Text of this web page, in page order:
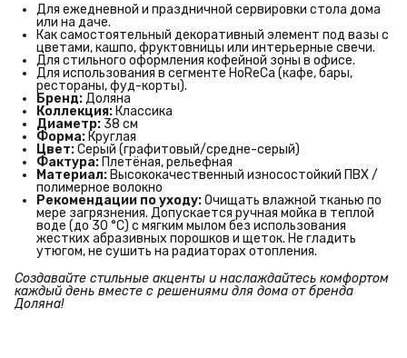
Для ежедневной и праздничной сервировки стола дома
или на даче.
Как самостоятельный декоративный элемент под вазы с
цветами, кашпо, фруктовницы или интерьерные свечи.
Для стильного оформления кофейной зоны в офисе.
Для использования в сегменте HoReCa (кафе, бары,
рестораны, фуд-корты).
Бренд:Доляна
Коллекция: Классика
Диаметр: 38 см
Форма: Круглая
Цвет:Серый (графитовый/средне-серый)
Фактура: Плетёная, рельефная
Материал: Высококачественный износостойкий ПВХ /
полимерное волокно
Рекомендации по уходу:Очищать влажной тканью по
мере загрязнения. Допускается ручная мойка в теплой
воде (до 30 °C) с мягким мылом без использования
жестких абразивных порошков и щеток. Не гладить
утюгом, не сушить на радиаторах отопления.
Создавайте стильные акценты и наслаждайтесь комфортом
каждый день вместе с решениями для дома от бренда
Доляна!